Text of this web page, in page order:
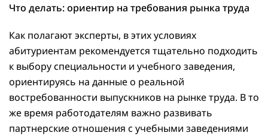
Что делать: ориентир на требования рынка труда
Как полагают эксперты, в этих условиях
абитуриентам рекомендуется тщательно подходить
к выбору специальности и учебного заведения,
ориентируясь на данные о реальной
востребованности выпускников на рынке труда. В то
же время работодателям важно развивать
партнерские отношения с учебными заведениями